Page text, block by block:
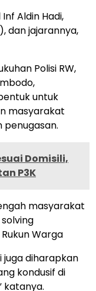
Aldin Hadi,
dan jajarannya,
Polisi RW,
untuk
masyarakat
Domisili,
P3K
masyarakat
Warga
juga diharapkan
kondusif di
katanya.